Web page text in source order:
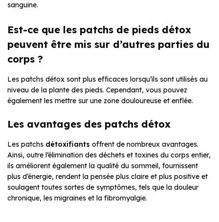
sanguine.
Est-ce que les patchs de pieds détox
peuvent être mis sur d’autres parties du
corps ?
Les patchs détox sont plus efficaces lorsqu’ils sont utilisés au
niveau de la plante des pieds. Cependant, vous pouvez
également les mettre sur une zone douloureuse et enflée.
Les avantages des patchs détox
Les patchs détoxifiants offrent de nombreux avantages.
Ainsi, outre l’élimination des déchets et toxines du corps entier,
ils améliorent également la qualité du sommeil, fournissent
plus d’énergie, rendent la pensée plus claire et plus positive et
soulagent toutes sortes de symptômes, tels que la douleur
chronique, les migraines et la fibromyalgie.